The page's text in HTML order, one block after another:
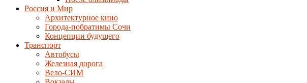
Россия и Мир
Архитектурное кино
Города-побратимы Сочи
Концепции будущего
Транспорт
Автобусы
Железная дорога
Вело-СИМ